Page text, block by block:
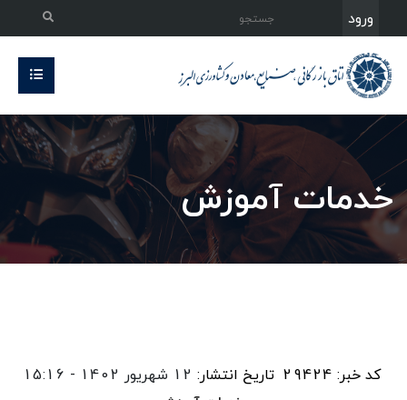
ورود
خدمات آموزش
کد خبر: 29424 تاریخ انتشار: 12 شهریور 1402 - 15:16